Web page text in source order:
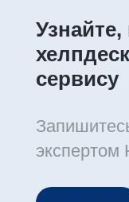
Узнайте,
сервису
экспертом